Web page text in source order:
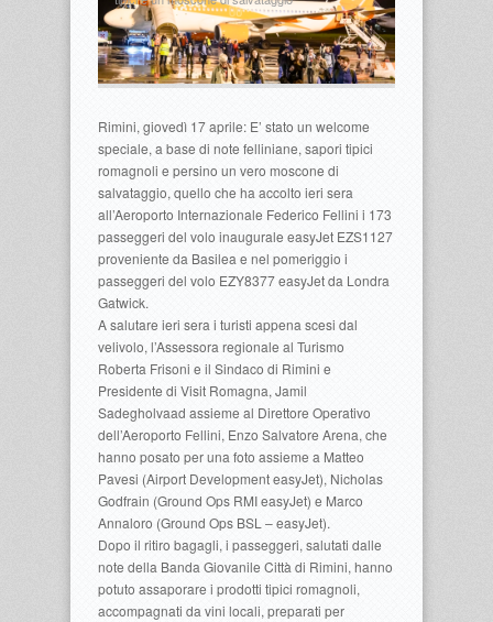
Rimini, giovedì 17 aprile: E’ stato un welcome
speciale, a base di note felliniane, sapori tipici
romagnoli e persino un vero moscone di
salvataggio, quello che ha accolto ieri sera
all’Aeroporto Internazionale Federico Fellini i 173
passeggeri del volo inaugurale easyJet EZS1127
proveniente da Basilea e nel pomeriggio i
passeggeri del volo EZY8377 easyJet da Londra
Gatwick.
A salutare ieri sera i turisti appena scesi dal
velivolo, l’Assessora regionale al Turismo
Roberta Frisoni e il Sindaco di Rimini e
Presidente di Visit Romagna, Jamil
Sadegholvaad assieme al Direttore Operativo
dell’Aeroporto Fellini, Enzo Salvatore Arena, che
hanno posato per una foto assieme a Matteo
Pavesi (Airport Development easyJet), Nicholas
Godfrain (Ground Ops RMI easyJet) e Marco
Annaloro (Ground Ops BSL – easyJet).
Dopo il ritiro bagagli, i passeggeri, salutati dalle
note della Banda Giovanile Città di Rimini, hanno
potuto assaporare i prodotti tipici romagnoli,
accompagnati da vini locali, preparati per